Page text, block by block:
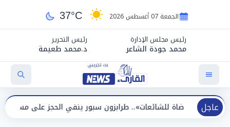
الجمعة 07 أغسطس 2026 37°C
رئيس مجلس الإدارة
محمد جودة الشاعر
رئيس التحرير
د.محمد طعيمة
عاجلطرابزون سبور ينفي الحجز على مستحقات محمد صلاح